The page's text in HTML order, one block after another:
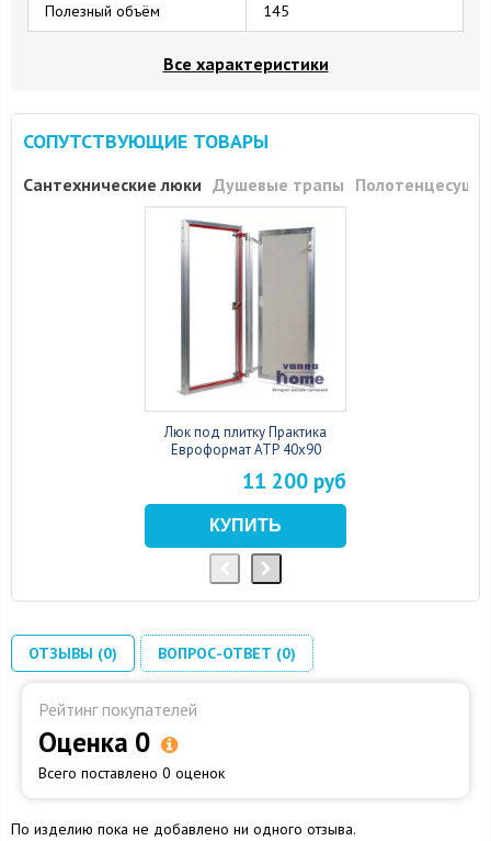
Полезный объём 145
Все характеристики
СОПУТСТВУЮЩИЕ ТОВАРЫ
Сантехнические люки Душевые трапы
Люк под плитку Практика
Евроформат АТР 40x90
11 200 руб
ОТЗЫВЫ (0) ВОПРОС-ОТВЕТ (0)
Рейтинг покупателей
Оценка 0
Всего поставлено 0 оценок
По изделию пока не добавлено ни одного отзыва.